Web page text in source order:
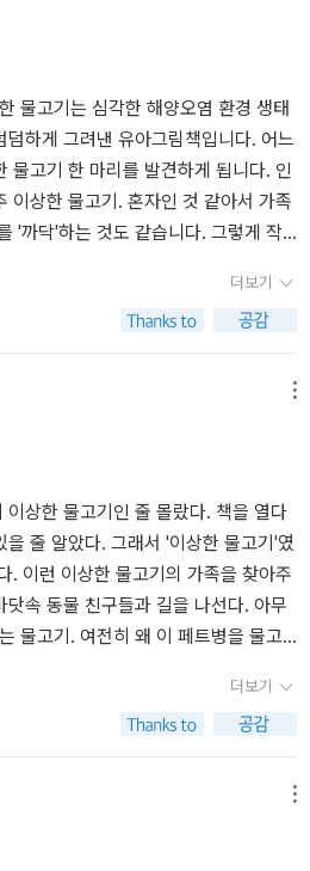
라스틱 페트병의 가족을 찾아 주기로
난했다.산호초 속을 헤메다 지친 꼬마
이 살살 밀어준다니 너무 재미있
에 걸린 문어를 도와주는 꼬마 물고기
문어의 도움으로 플라스틱 페트병의
런데 뜻밖에 커다란 고래를 만나서는
페트병을 따라잡는데 숨이 목에 찰때
은 조류로 인한 플라스틱 페트병이 이
스틱 페트병은같은 종류의 플라스틱 쓰
매년 바다에 버려지는 이천이백만톤
차 한대 분량의 야이라하니 정말 심각
과 하께 이 책을 읽으면서 이런 환경
쓰레기를 줄일 수 있는 방법을 토론해
운 그림과 그리 가볍지 않은 주제이지
볼 수있는 좋은 책이다. ***출판사로
로 작성한 글입니다.
을 만끽할수 있어요 더 안타까운건
틱을 이웃으로 여기고있는 꼬마물고
도 그렇게생각하고 있을거예요​드디
무리를 찾아주고 떠난 꼬마물고기가
마음이 너무 아프기도 했죠​이동화를
라는 다큐를 보고바닷속 플라스틱 쓰
저자의 두아들과 바다와 생물들을 지
주우려고 하고있지만 더 많은 사람들
바다 쓰레기 줍기에 동참하다보면 깨
바다로 돌아올거예요.​[출판사로부터
관적인 견해에 의하여 작성함]
물고기는 심각한 해양오염 환경 생태
하게 그려낸 유아그림책입니다. 어느
물고기 한 마리를 발견하게 됩니다. 인
이상한 물고기. 혼자인 것 같아서 가족
'까닥'하는 것도 같습니다. 그렇게 작
치채셨을까요? 네 맞습니다. 아주 이상
는(자제해야 해 ㅠㅠ) 플라스틱 페트
문어, 거북이를 통해 물살을 따라가면
기를 찾을 수 있을 거라는 대답을 듣
주 이상한 물고기의 가족을 찾아주
니다. 그런데 해마가 들고 있는 면봉,
먹고 있는 비밀 봉지... 지금의 심각
하게 표현하고 있는 것을 발견할 수 있
영문도 모른 체 인간이 버린 수많은 플
잃고, 바다는 점점 오염되고 결국, 이
인간의 삶 또한 병들게 하겠죠. ㅠㅠ​
깔도 다양한 아주 이상한 물고기 떼가
것을 보고 인사를 한 후 집으로 돌아갑
것들의 정체는 바로 플라스틱 무덤
스틱 섬. 인간은 자연과 대척해서는 결
균형을 이루면서 살아가야 하는데, 편
인간의 이기심 때문에 지구는 점점 병
르고 있습니다. 기후 변화, 각종 질병,
더보기
이상한 물고기인 줄 몰랐다. 책을 열다
서 '이상한 물고기'였
. 이런 이상한 물고기의 가족을 찾아주
속 동물 친구들과 길을 나선다. 아무
물고기. 여전히 왜 이 페트병을 물고
다. 꼬마 물고기와 다른 물고기들은 계
을 탐험한다. 이상한 물고기와 비슷
도 물어보고 산호초에게도 물어보고
어는 다리가 그물에 엉켜버렸다. 그물
물고기는 이상한 물고기의 가족을 본
을 따라가보라고 말해준다. 문어는 과
더보기